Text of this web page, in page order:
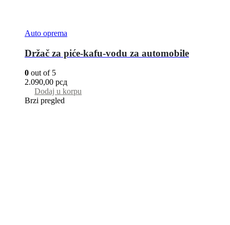
Auto oprema
Držač za piće-kafu-vodu za automobile
0 out of 5
2.090,00 рсд
Dodaj u korpu
Brzi pregled